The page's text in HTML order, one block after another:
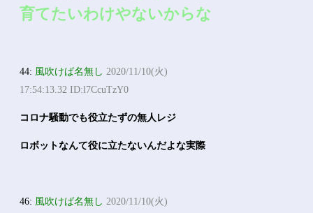
育てたいわけやないからな
44: 風吹けば名無し 2020/11/10(火)
17:54:13.32 ID:l7CcuTzY0
コロナ騒動でも役立たずの無人レジ
ロボットなんて役に立たないんだよな実際
46: 風吹けば名無し 2020/11/10(火)